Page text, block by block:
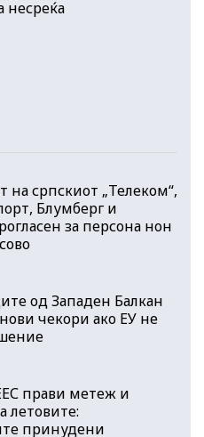
несреќа
на српскиот „Телеком“,
Блумберг и
за персона нон
од Западен Балкан
нови чекори ако ЕУ не
прави метеж и
летовите:
принудени